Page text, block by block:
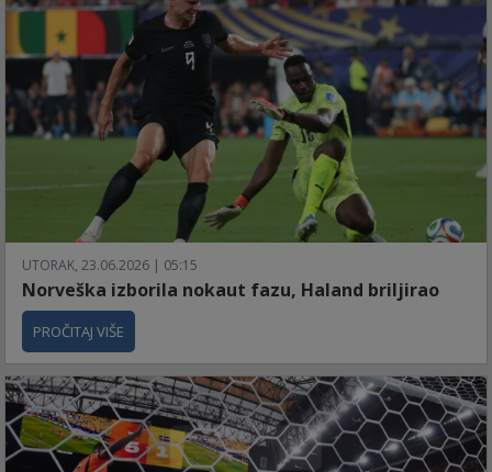
UTORAK, 23.06.2026 | 05:15
Norveška izborila nokaut fazu, Haland briljirao
PROČITAJ VIŠE